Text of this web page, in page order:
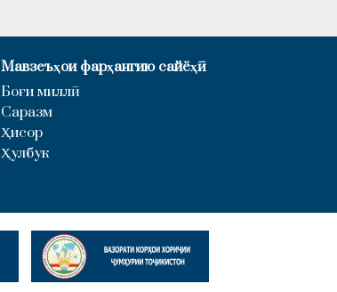
Мавзеъҳои фарҳангию сайёҳӣ
Боғи миллӣ
Саразм
Ҳисор
Ҳулбук